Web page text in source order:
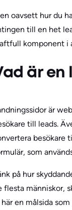
oavsett hur du
till en het
komponent i
är en
är
till leads.
besökare
som
på hur
flesta människor,
här en målsida